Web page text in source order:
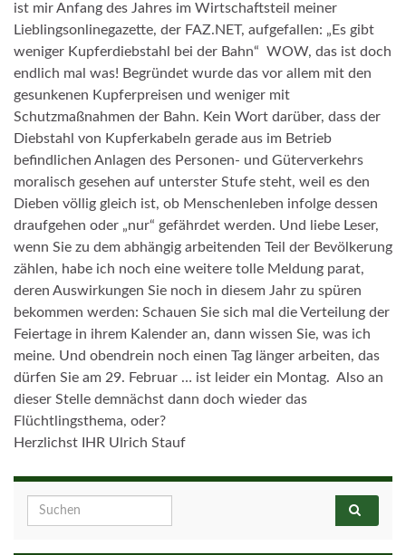
ist mir Anfang des Jahres im Wirtschaftsteil meiner
Lieblingsonlinegazette, der FAZ.NET, aufgefallen: „Es gibt
weniger Kupferdiebstahl bei der Bahn“ WOW, das ist doch
endlich mal was! Begründet wurde das vor allem mit den
gesunkenen Kupferpreisen und weniger mit
Schutzmaßnahmen der Bahn. Kein Wort darüber, dass der
Diebstahl von Kupferkabeln gerade aus im Betrieb
befindlichen Anlagen des Personen- und Güterverkehrs
moralisch gesehen auf unterster Stufe steht, weil es den
Dieben völlig gleich ist, ob Menschenleben infolge dessen
draufgehen oder „nur“ gefährdet werden. Und liebe Leser,
wenn Sie zu dem abhängig arbeitenden Teil der Bevölkerung
zählen, habe ich noch eine weitere tolle Meldung parat,
deren Auswirkungen Sie noch in diesem Jahr zu spüren
bekommen werden: Schauen Sie sich mal die Verteilung der
Feiertage in ihrem Kalender an, dann wissen Sie, was ich
meine. Und obendrein noch einen Tag länger arbeiten, das
dürfen Sie am 29. Februar … ist leider ein Montag. Also an
dieser Stelle demnächst dann doch wieder das
Flüchtlingsthema, oder?
Herzlichst IHR Ulrich Stauf
Search for: